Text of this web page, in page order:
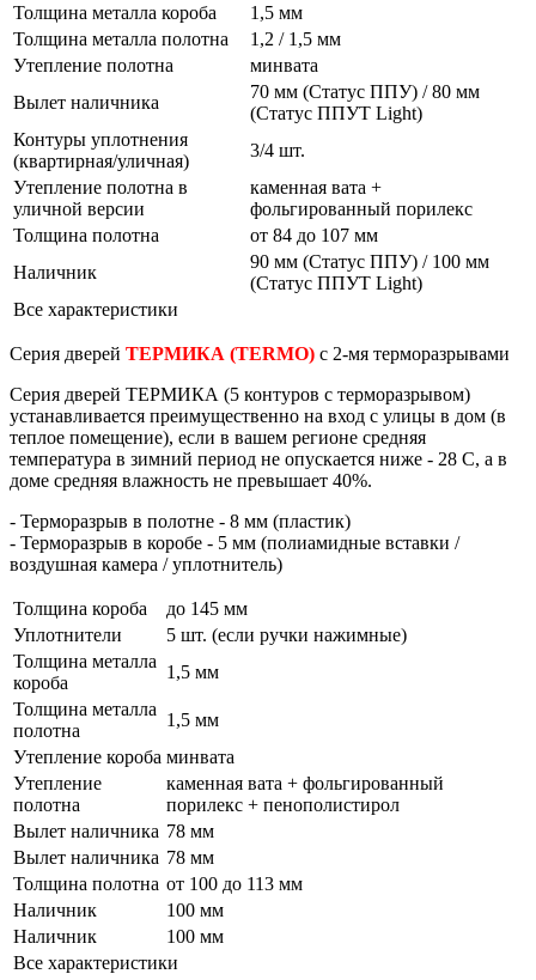
Толщина металла короба
1,5 мм
Толщина металла полотна
1,2 / 1,5 мм
Утепление полотна
минвата
Вылет наличника
70 мм (Статус ППУ) / 80 мм
(Статус ППУТ Light)
Контуры уплотнения
(квартирная/уличная)
3/4 шт.
Утепление полотна в
уличной версии
каменная вата +
фольгированный порилекс
Толщина полотна
от 84 до 107 мм
Наличник
90 мм (Статус ППУ) / 100 мм
(Статус ППУТ Light)
Все характеристики
Серия дверей ТЕРМИКА (TERMO) с 2-мя терморазрывами
Серия дверей ТЕРМИКА (5 контуров с терморазрывом)
устанавливается преимущественно на вход с улицы в дом (в
теплое помещение), если в вашем регионе средняя
температура в зимний период не опускается ниже - 28 С, а в
доме средняя влажность не превышает 40%.
- Терморазрыв в полотне - 8 мм (пластик)
- Терморазрыв в коробе - 5 мм (полиамидные вставки /
воздушная камера / уплотнитель)
Толщина короба
до 145 мм
Уплотнители
5 шт. (если ручки нажимные)
Толщина металла
короба
1,5 мм
Толщина металла
полотна
1,5 мм
Утепление короба минвата
Утепление
полотна
каменная вата + фольгированный
порилекс + пенополистирол
Вылет наличника 78 мм
Вылет наличника 78 мм
Толщина полотна от 100 до 113 мм
Наличник
100 мм
Наличник
100 мм
Все характеристики